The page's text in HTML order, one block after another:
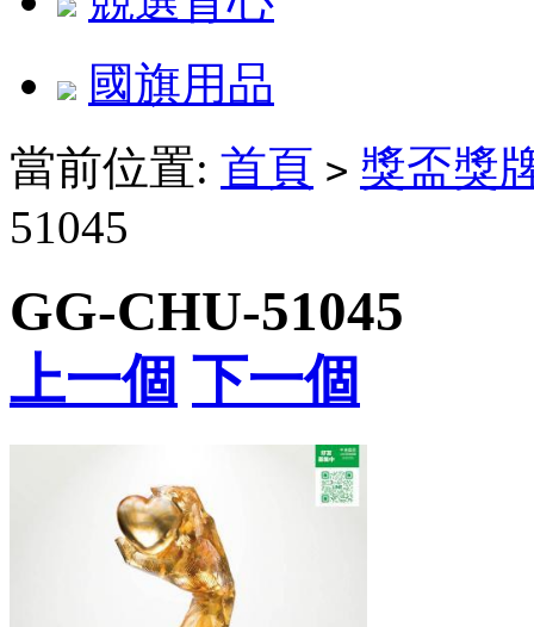
國旗用品
當前位置: 首頁 > 獎盃獎
51045
GG-CHU-51045
上一個 下一個